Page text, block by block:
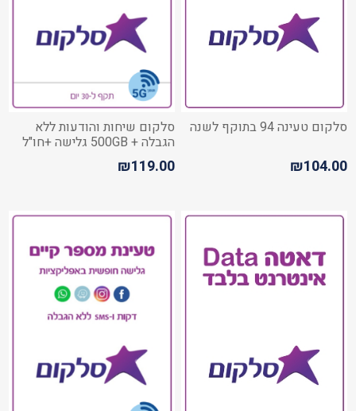
סלקום טעינה 94 בתוקף לשנה
₪104.00
סלקום שיחות והודעות ללא
הגבלה + 500GB גלישה +חו"ל
₪119.00